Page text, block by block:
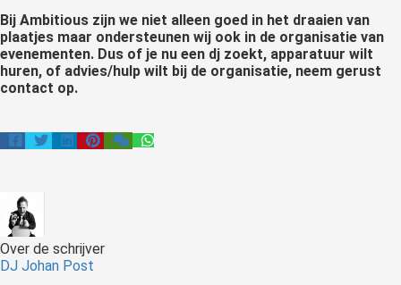
Bij Ambitious zijn we niet alleen goed in het draaien van
plaatjes maar ondersteunen wij ook in de organisatie van
evenementen. Dus of je nu een dj zoekt, apparatuur wilt
huren, of advies/hulp wilt bij de organisatie, neem gerust
contact op.
Over de schrijver
DJ Johan Post